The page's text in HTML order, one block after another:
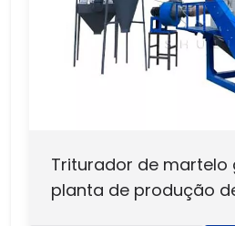
Triturador de martelo
planta de produção